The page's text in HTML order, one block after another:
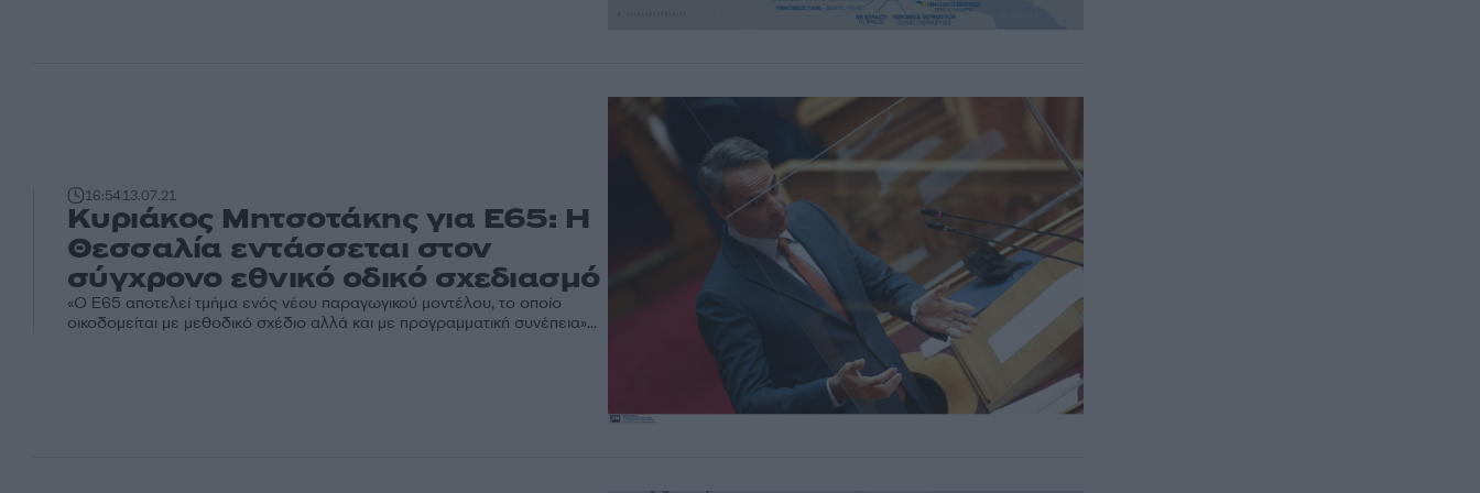
16:5413.07.21
Κυριάκος Μητσοτάκης για Ε65: Η
Θεσσαλία εντάσσεται στον
σύγχρονο εθνικό οδικό σχεδιασμό
«Ο Ε65 αποτελεί τμήμα ενός νέου παραγωγικού μοντέλου, το οποίο
οικοδομείται με μεθοδικό σχέδιο αλλά και με προγραμματική συνέπεια»...